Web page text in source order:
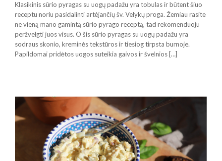
Klasikinis sūrio pyragas su uogų padažu yra tobulas ir būtent šiuo
receptu noriu pasidalinti artėjančių šv. Velykų proga. Žemiau rasite
ne vieną mano gamintą sūrio pyrago receptą, tad rekomenduoju
peržvelgti juos visus. O šis sūrio pyragas su uogų padažu yra
sodraus skonio, kreminės tekstūros ir tiesiog tirpsta burnoje.
Papildomai pridėtos uogos suteikia gaivos ir švelnios […]